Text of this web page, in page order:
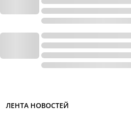
ЛЕНТА НОВОСТЕЙ